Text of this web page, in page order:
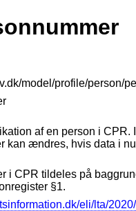
model/profile/person/
af en person i
kan ændres, hvis data i
i CPR tildeles på
§1.
eli/lta/